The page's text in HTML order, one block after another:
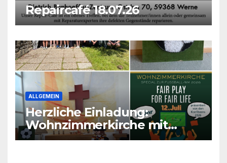
Repaircafé 18.07.26
ALLGEMEIN
Herzliche Einladung:
Wohnzimmerkirche mit
unseren Konfis